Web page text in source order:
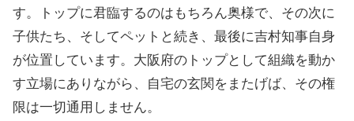
す。トップに君臨するのはもちろん奥様で、その次に
子供たち、そしてペットと続き、最後に吉村知事自身
が位置しています。大阪府のトップとして組織を動か
す立場にありながら、自宅の玄関をまたげば、その権
限は一切通用しません。